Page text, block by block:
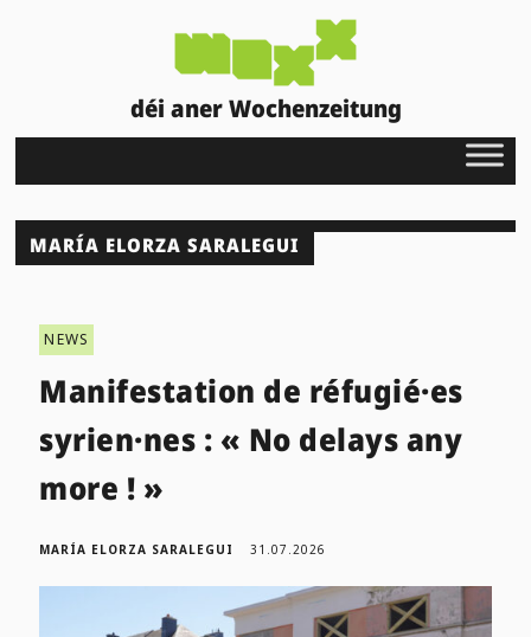
déi aner Wochenzeitung
MARÍA ELORZA SARALEGUI
NEWS
Manifestation de réfugié·es
syrien·nes : « No delays any
more ! »
MARÍA ELORZA SARALEGUI 31.07.2026